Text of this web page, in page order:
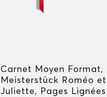
Carnet Moyen Format,
Meisterstück Roméo et
Juliette, Pages Lignées